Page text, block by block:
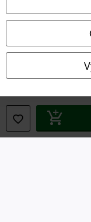
Imprint
Ochrana osobných
Likvidácia odpadu a
Vyhlásenie o zhode
Informácie o